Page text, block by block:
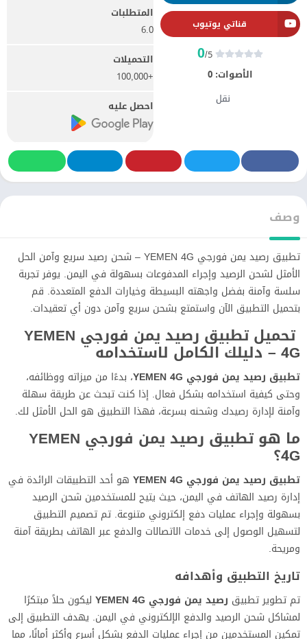
قناتي يوتيوب
0/5
الأصوات: 0
نقل
المتطلبات
6.0
التحميلات
+100,000
احصل عليه
وصف
تطبيق رصيد يمن فورجي YEMEN 4G – شحن رصيد سريع وآمن الحل
الأمثل لشحن الرصيد وإجراء المدفوعات بسهولة في اليمن. يوفر تجربة
سلسة وآمنة بفضل واجهته البسيطة وخيارات الدفع المتعددة. قم
بتحميل التطبيق الآن واستمتع بشحن سريع وآمن دون أي تعقيدات.
تحميل تطبيق رصيد يمن فورجي YEMEN
4G – دليلك الكامل لاستخدامه
تطبيق رصيد يمن فورجي YEMEN 4G
، بدءًا من ميزاته ووظائفه،
وحتى كيفية استخدامه بشكل فعال. إذا كنت تبحث عن طريقة سهلة
وآمنة لإدارة رصيدك وشحنه بسرعة، فهذا التطبيق هو الحل الأمثل لك.
ما هو تطبيق رصيد يمن فورجي YEMEN
4G؟
تطبيق رصيد يمن فورجي YEMEN 4G
هو أحد التطبيقات الرائدة في
إدارة رصيد الهاتف في اليمن، حيث يتيح للمستخدمين شحن الرصيد
بسهولة وإجراء عمليات دفع إلكتروني متنوعة. تم تصميم التطبيق
لتسهيل الوصول إلى خدمات الاتصالات والدفع عبر الهاتف بطريقة آمنة
ومريحة.
تاريخ التطبيق وأهدافه
تم تطوير تطبيق رصيد يمن فورجي YEMEN 4G
ليكون حلاً مبتكرًا
لمشاكل شحن الرصيد والدفع الإلكتروني في اليمن. يهدف التطبيق إلى
تمكين المستخدمين من إجراء عمليات الدفع بشكل أسرع وأكثر أمانًا، مما